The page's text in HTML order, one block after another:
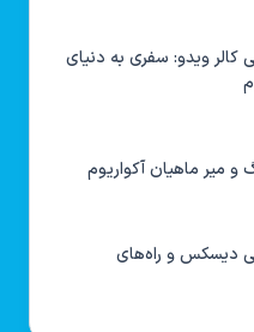
ویدو: سفری به دنیای
و میر ماهیان آکواریوم
دیسکس و راه‌های